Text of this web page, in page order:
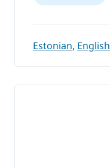
Estonian, English